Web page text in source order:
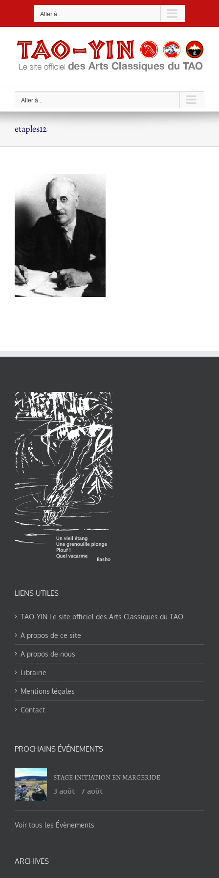
Aller à...
Aller à...
etaples12
LIENS UTILES
TAO-YIN Le site officiel des Arts Classiques du TAO
A propos de ce site
A propos de nous
Librairie
Mentions légales
Contact
PROCHAINS ÉVÉNEMENTS
STAGE INITIATION EN MARGERIDE
3 août - 7 août
Voir tous les Évènements
ARCHIVES